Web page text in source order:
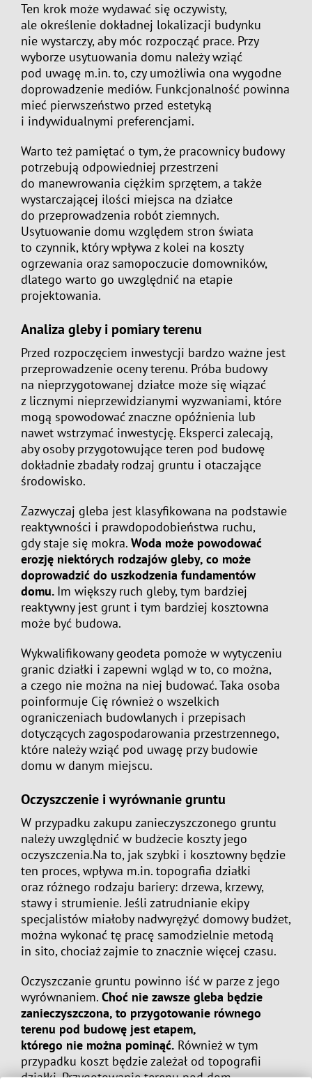
Ten krok może wydawać się oczywisty,
ale określenie dokładnej lokalizacji budynku
nie wystarczy, aby móc rozpocząć prace. Przy
wyborze usytuowania domu należy wziąć
pod uwagę m.in. to, czy umożliwia ona wygodne
doprowadzenie mediów. Funkcjonalność powinna
mieć pierwszeństwo przed estetyką
i indywidualnymi preferencjami.
Warto też pamiętać o tym, że pracownicy budowy
potrzebują odpowiedniej przestrzeni
do manewrowania ciężkim sprzętem, a także
wystarczającej ilości miejsca na działce
do przeprowadzenia robót ziemnych.
Usytuowanie domu względem stron świata
to czynnik, który wpływa z kolei na koszty
ogrzewania oraz samopoczucie domowników,
dlatego warto go uwzględnić na etapie
projektowania.
Analiza gleby i pomiary terenu
Przed rozpoczęciem inwestycji bardzo ważne jest
przeprowadzenie oceny terenu. Próba budowy
na nieprzygotowanej działce może się wiązać
z licznymi nieprzewidzianymi wyzwaniami, które
mogą spowodować znaczne opóźnienia lub
nawet wstrzymać inwestycję. Eksperci zalecają,
aby osoby przygotowujące teren pod budowę
dokładnie zbadały rodzaj gruntu i otaczające
środowisko.
Zazwyczaj gleba jest klasyfikowana na podstawie
reaktywności i prawdopodobieństwa ruchu,
gdy staje się mokra. Woda może powodować
erozję niektórych rodzajów gleby, co może
doprowadzić do uszkodzenia fundamentów
domu. Im większy ruch gleby, tym bardziej
reaktywny jest grunt i tym bardziej kosztowna
może być budowa.
Wykwalifikowany geodeta pomoże w wytyczeniu
granic działki i zapewni wgląd w to, co można,
a czego nie można na niej budować. Taka osoba
poinformuje Cię również o wszelkich
ograniczeniach budowlanych i przepisach
dotyczących zagospodarowania przestrzennego,
które należy wziąć pod uwagę przy budowie
domu w danym miejscu.
Oczyszczenie i wyrównanie gruntu
W przypadku zakupu zanieczyszczonego gruntu
należy uwzględnić w budżecie koszty jego
oczyszczenia.Na to, jak szybki i kosztowny będzie
ten proces, wpływa m.in. topografia działki
oraz różnego rodzaju bariery: drzewa, krzewy,
stawy i strumienie. Jeśli zatrudnianie ekipy
specjalistów miałoby nadwyrężyć domowy budżet,
można wykonać tę pracę samodzielnie metodą
in sito, chociaż zajmie to znacznie więcej czasu.
Oczyszczanie gruntu powinno iść w parze z jego
wyrównaniem. Choć nie zawsze gleba będzie
zanieczyszczona, to przygotowanie równego
terenu pod budowę jest etapem,
którego nie można pominąć. Również w tym
przypadku koszt będzie zależał od topografii
działki. Przygotowanie terenu pod dom